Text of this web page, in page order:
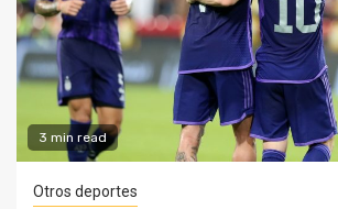
3 min read
Otros deportes